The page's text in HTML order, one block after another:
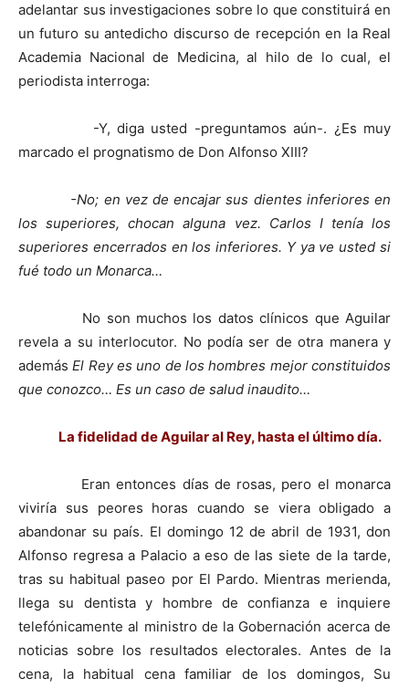
adelantar sus investigaciones sobre lo que constituirá en
un futuro su antedicho discurso de recepción en la Real
Academia Nacional de Medicina, al hilo de lo cual, el
periodista interroga:
-Y, diga usted -preguntamos aún-. ¿Es muy
marcado el prognatismo de Don Alfonso XIII?
-No; en vez de encajar sus dientes inferiores en
los superiores, chocan alguna vez. Carlos I tenía los
superiores encerrados en los inferiores. Y ya ve usted si
fué todo un Monarca…
No son muchos los datos clínicos que Aguilar
revela a su interlocutor. No podía ser de otra manera y
ademásEl Rey es uno de los hombres mejor constituidos
que conozco… Es un caso de salud inaudito…
La fidelidad de Aguilar al Rey, hasta el último día.
Eran entonces días de rosas, pero el monarca
viviría sus peores horas cuando se viera obligado a
abandonar su país. El domingo 12 de abril de 1931, don
Alfonso regresa a Palacio a eso de las siete de la tarde,
tras su habitual paseo por El Pardo. Mientras merienda,
llega su dentista y hombre de confianza e inquiere
telefónicamente al ministro de la Gobernación acerca de
noticias sobre los resultados electorales. Antes de la
cena, la habitual cena familiar de los domingos, Su